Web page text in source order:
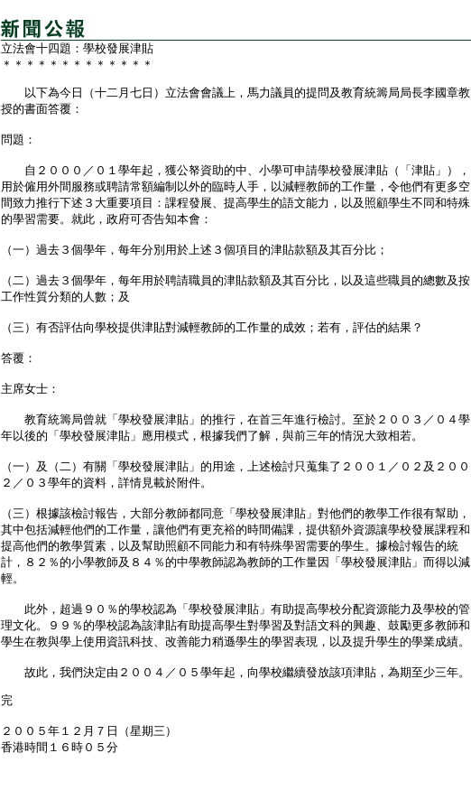
立法會十四題：學校發展津貼
＊＊＊＊＊＊＊＊＊＊＊＊＊
以下為今日（十二月七日）立法會會議上，馬力議員的提問及教育統籌局局長李國章教
授的書面答覆：
問題：
自２０００／０１學年起，獲公帑資助的中、小學可申請學校發展津貼（「津貼」），
用於僱用外間服務或聘請常額編制以外的臨時人手，以減輕教師的工作量，令他們有更多空
間致力推行下述３大重要項目：課程發展、提高學生的語文能力，以及照顧學生不同和特殊
的學習需要。就此，政府可否告知本會：
（一）過去３個學年，每年分別用於上述３個項目的津貼款額及其百分比；
（二）過去３個學年，每年用於聘請職員的津貼款額及其百分比，以及這些職員的總數及按
工作性質分類的人數；及
（三）有否評估向學校提供津貼對減輕教師的工作量的成效；若有，評估的結果？
答覆：
主席女士：
教育統籌局曾就「學校發展津貼」的推行，在首三年進行檢討。至於２００３／０４學
年以後的「學校發展津貼」應用模式，根據我們了解，與前三年的情況大致相若。
（一）及（二）有關「學校發展津貼」的用途，上述檢討只蒐集了２００１／０２及２００
２／０３學年的資料，詳情見載於附件。
（三）根據該檢討報告，大部分教師都同意「學校發展津貼」對他們的教學工作很有幫助，
其中包括減輕他們的工作量，讓他們有更充裕的時間備課，提供額外資源讓學校發展課程和
提高他們的教學質素，以及幫助照顧不同能力和有特殊學習需要的學生。據檢討報告的統
計，８２％的小學教師及８４％的中學教師認為教師的工作量因「學校發展津貼」而得以減
輕。
此外，超過９０％的學校認為「學校發展津貼」有助提高學校分配資源能力及學校的管
理文化。９９％的學校認為該津貼有助提高學生對學習及對語文科的興趣、鼓勵更多教師和
學生在教與學上使用資訊科技、改善能力稍遜學生的學習表現，以及提升學生的學業成績。
故此，我們決定由２００４／０５學年起，向學校繼續發放該項津貼，為期至少三年。
完
２００５年１２月７日（星期三）
香港時間１６時０５分